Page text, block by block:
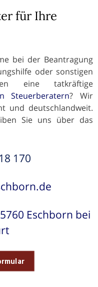
für Ihre
bei der Beantragung
oder sonstigen
eine tatkräftige
Steuerberatern? Wir
und deutschlandweit.
Sie uns über das
170
Eschborn bei